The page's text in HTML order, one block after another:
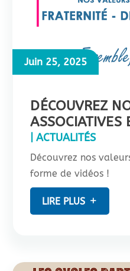
Juin 25, 2025
DÉCOUVREZ
ASSOCIATIVES
|ACTUALITÉS
Découvrez nos
forme de vidéos !
LIRE PLUS